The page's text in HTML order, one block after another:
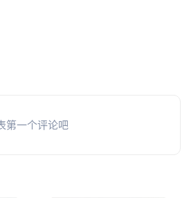
第一个评论吧